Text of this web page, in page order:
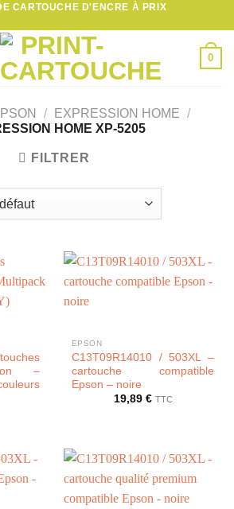
CARTOUCHE D'ENCRE À PRIX
0
/ EXPRESSION HOME /
HOME XP-5205
FILTRER
–
EPSON
C13T09R14010 / 503XL –
cartouche compatible
Epson – noire
19,89 € TTC